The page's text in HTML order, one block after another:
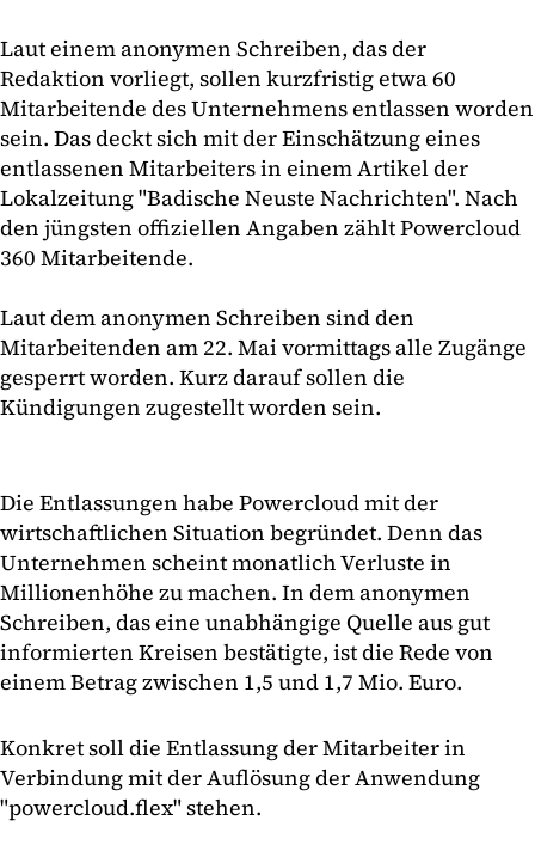
Laut einem anonymen Schreiben, das der
Redaktion vorliegt, sollen kurzfristig etwa 60
Mitarbeitende des Unternehmens entlassen worden
sein. Das deckt sich mit der Einschätzung eines
entlassenen Mitarbeiters in einem Artikel der
Lokalzeitung "Badische Neuste Nachrichten". Nach
den jüngsten offiziellen Angaben zählt Powercloud
360 Mitarbeitende.
Laut dem anonymen Schreiben sind den
Mitarbeitenden am 22. Mai vormittags alle Zugänge
gesperrt worden. Kurz darauf sollen die
Kündigungen zugestellt worden sein.
Die Entlassungen habe Powercloud mit der
wirtschaftlichen Situation begründet. Denn das
Unternehmen scheint monatlich Verluste in
Millionenhöhe zu machen. In dem anonymen
Schreiben, das eine unabhängige Quelle aus gut
informierten Kreisen bestätigte, ist die Rede von
einem Betrag zwischen 1,5 und 1,7 Mio. Euro.
Konkret soll die Entlassung der Mitarbeiter in
Verbindung mit der Auflösung der Anwendung
"powercloud.flex" stehen.